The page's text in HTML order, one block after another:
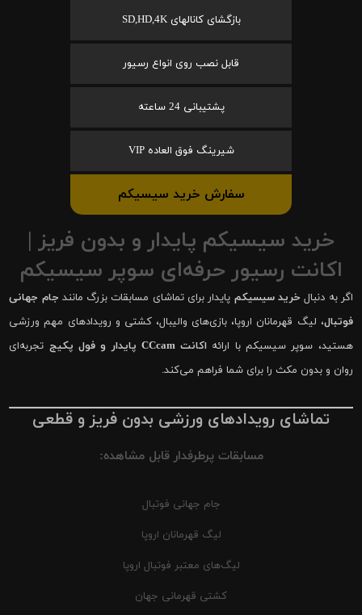
بازگشای کانالهای SD,HD,4K
قابل نصب روی انواع رسیور
پشتیبانی 24 ساعته
شیرینگ فوق العاده VIP
سفارش خرید سیسیکم
خرید سیسیکم پایدار و بدون فریز |
اکانت رسیور حرفه‌ای سوپر سیسیکم
اگر به دنبال خرید سیسیکم پایدار برای تماشای مسابقات بزرگ مانند جام جهانی
فوتبال، لیگ قهرمانان اروپا، بازی‌های والیبال، کشتی و رویدادهای مهم ورزشی
هستید، سوپر سیسیکم با ارائه اکانت CCcam پایدار و فول پکیج
تجربه‌ای
روان و بدون مکث را برای شما فراهم می‌کند.
تماشای رویدادهای ورزشی بدون فریز و قطعی
مسابقات پرطرفدار قابل مشاهده:
جام جهانی فوتبال
لیگ قهرمانان اروپا
لیگ‌های معتبر فوتبال اروپا
کشتی قهرمانی جهان